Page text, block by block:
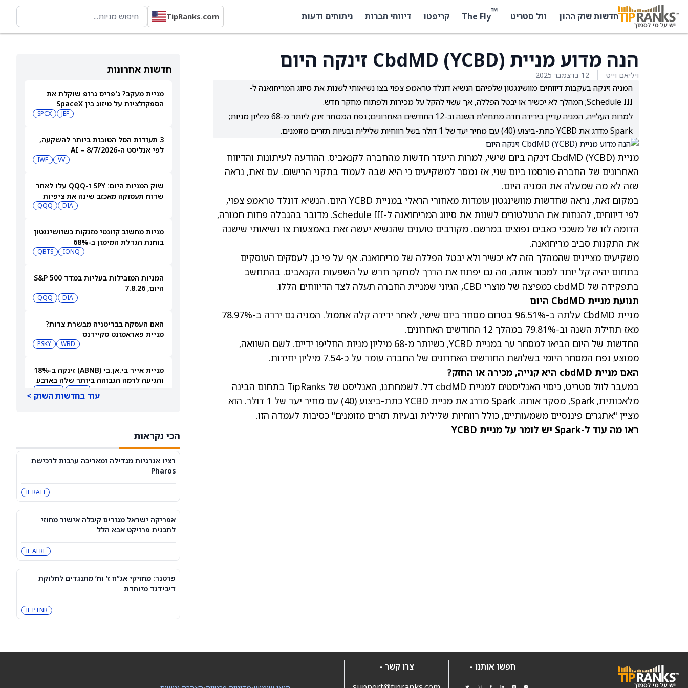
חדשות שוק ההון וול סטריט ™
The Fly קריפטו דיווחי חברות ניתוחים ודעות TipRanks.com
חדשות אחרונות
מניית מעקב? ג'פריס גרופ שוקלת את
הספקולציות על מיזוג בין SpaceX
JEF
SPCX
3 תעודות הסל הטובות ביותר להשקעה,
לפי אנליסט ה-AI – 8/7/2026
VV
IWF
שוק המניות היום: SPY ו-QQQ עלו לאחר
שדוח תעסוקה מאכזב שינה את ציפיות
DIA
QQQ
מניות מחשוב קוונטי מזנקות כשוושינגטון
בוחנת הגדלת המימון ב-68%
IONQ
QBTS
המניות המובילות בעליות במדד S&P 500
היום, 7.8.26
DIA
QQQ
האם העסקה בבריטניה מבשרת צרות?
מניית פאראמונט סקיידנס
WBD
PSKY
מניית אייר בי.אן.בי (ABNB) זינקה ב-18%
והגיעה לרמה הגבוהה ביותר שלה בארבע
בגודלה בארה"ב
3 מניות דיבידנד אריסטוקרט בדירוג
קנייה חזקה שכדאי לקנות עכשיו כדי
לקבל תשלום בספטמבר — 8/7/26
CVX
JNJ
מניית פורד (NYSE:F) עולה, אך עולים
ספקות לגבי ה-Fathom
3 מניות ה-AI הטובות ביותר עם פוטנציאל
INOD
סוכני AI ממשיכים לפרוץ לחברות, אבל
META
PC:ANTPQ
עוד בחדשות השוק >
הכי נקראות
רציו אנרגיות מגדילה ומאריכה ערבות לרכישת
Pharos
IL:RATI
אפריקה ישראל מגורים קיבלה אישור מחוזי
לתכנית פרויקט אבא הלל
IL:AFRE
פרטנר: מחזיקי אג”ח ז’ וח’ מתנגדים לחלוקת
דיבידנד מיוחדת
IL:PTNR
הנה מדוע מניית CbdMD (YCBD) זינקה היום
ויליאם וייט 12 בדצמבר 2025
המניה זינקה בעקבות דיווחים מוושינגטון שלפיהם הנשיא דונלד טראמפ צפוי בצו נשיאותי לשנות את סיווג המריחואנה ל-
Schedule III; המהלך לא יכשיר או יבטל הפללה, אך עשוי להקל על מכירות ולפתוח מחקר חדש.
למרות העלייה, המניה עדיין בירידה חדה מתחילת השנה וב-12 החודשים האחרונים; נפח המסחר זינק ליותר מ-68 מיליון מניות;
Spark מדרג את YCBD כתת-ביצוע (40) עם מחיר יעד של 1 דולר בשל רווחיות שלילית ובעיות תזרים מזומנים.
מניית CbdMD (YCBD)
זינקה ביום שישי, למרות היעדר חדשות מהחברה לקנאביס. ההודעה לעיתונות והדיווח
האחרונים של החברה פורסמו ביום שני, אז נמסר למשקיעים כי היא שבה לעמוד בתקני הרישום. עם זאת, נראה
שזה לא מה שמעלה את המניה היום.
במקום זאת, נראה שחדשות מוושינגטון עומדות מאחורי הראלי במניית YCBD היום. הנשיא
דונלד טראמפ צפוי,
לפי דיווחים, להנחות את הרגולטורים לשנות את סיווג המריחואנה ל-Schedule III. מדובר בהגבלה פחות חמורה,
הדומה לזו של משככי כאבים נפוצים במרשם. מקורבים טוענים שהנשיא יעשה זאת באמצעות צו נשיאותי שישנה
את התקנות סביב מריחואנה.
משקיעים מציינים שהמהלך הזה לא יכשיר ולא יבטל הפללה של מריחואנה. אף על פי כן, לעסקים העוסקים
בתחום יהיה קל יותר למכור אותה, וזה גם יפתח את הדרך למחקר חדש על השפעות הקנאביס. בהתחשב
בתפקידה של cbdMD כמפיצה של מוצרי CBD, הגיוני שמניית החברה תעלה לצד הדיווחים הללו.
תנועת מניית CbdMD היום
מניית CbdMD עלתה ב-96.51% בטרום מסחר ביום שישי
, לאחר ירידה קלה אתמול. המניה גם ירדה ב-78.97%
מאז תחילת השנה וב-79.81% במהלך 12 החודשים האחרונים.
החדשות של היום הביאו למסחר ער במניית YCBD, כשיותר מ-68 מיליון מניות החליפו ידיים. לשם השוואה,
ממוצע נפח המסחר היומי בשלושת החודשים האחרונים של החברה עומד על כ-7.54 מיליון יחידות.
האם מניית cbdMD היא קנייה, מכירה או החזק?
במעבר לוול סטריט, כיסוי האנליסטים למניית cbdMD דל. לשמחתנו, האנליסט של TipRanks בתחום הבינה
מלאכותית, Spark, מסקר אותה.
Spark מדרג את מניית YCBD כתת-ביצוע (40) עם מחיר יעד של 1 דולר
. הוא
מציין "אתגרים פיננסיים משמעותיים, כולל רווחיות שלילית ובעיות תזרים מזומנים" כסיבות לעמדה הזו.
ראו מה עוד ל-Spark יש לומר על מניית YCBD
חפשו אותנו -
צרו קשר -